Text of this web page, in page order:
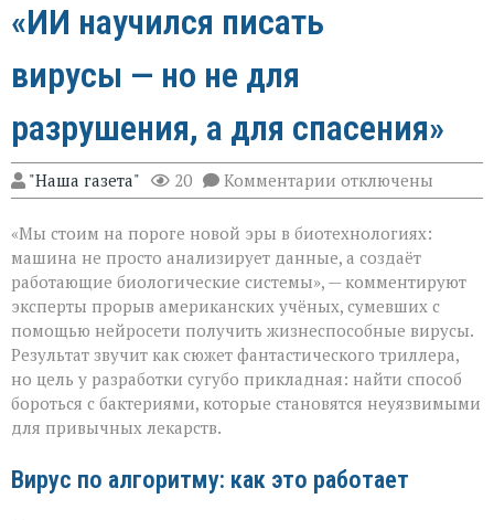
«ИИ научился писать
вирусы — но не для
разрушения, а для спасения»
"Наша газета" 20 Комментарии к
записи
научился
писать
вирусы — но
не
для
разрушения,
а
для
спасения»
отключены
«Мы стоим на пороге новой эры в биотехнологиях:
машина не просто анализирует данные, а создаёт
работающие биологические системы», — комментируют
эксперты прорыв американских учёных, сумевших с
помощью нейросети получить жизнеспособные вирусы.
Результат звучит как сюжет фантастического триллера,
но цель у разработки сугубо прикладная: найти способ
бороться с бактериями, которые становятся неуязвимыми
для привычных лекарств.
Вирус по алгоритму: как это работает